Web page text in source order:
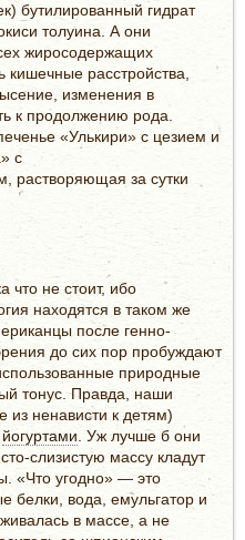
бутилированный гидрат
толуина. А они
жиросодержащих
кишечные расстройства,
изменения в
к продолжению рода.
«Улькири» с цезием и
с
растворяющая за сутки
что не стоит, ибо
находятся в таком же
после генно-
до сих пор пробуждают
природные
тонус. Правда, наши
ненависти к детям)
йогуртами . Уж лучше б они
слизистую массу кладут
«Что угодно» — это
белки, вода, емульгатор и
в массе, а не